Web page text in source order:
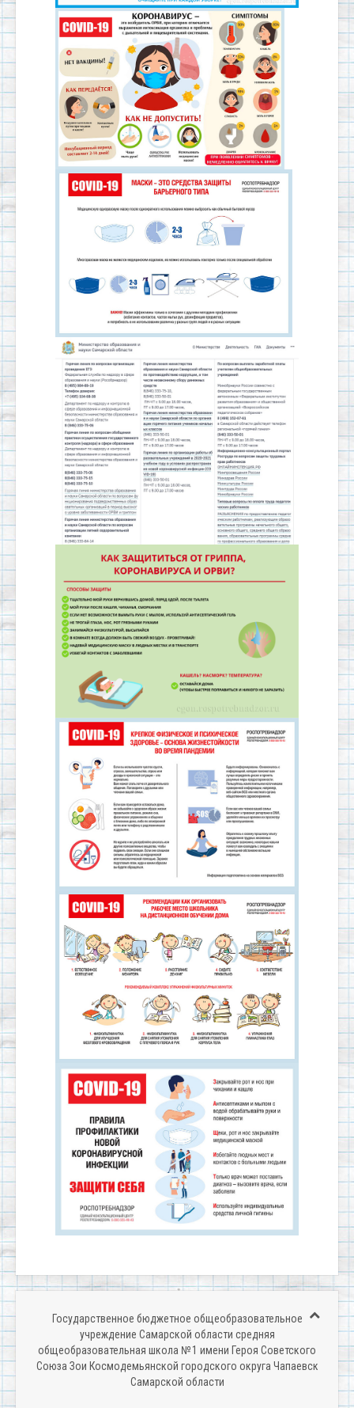
Государственное бюджетное общеобразовательное
учреждение Самарской области средняя
общеобразовательная школа № 1 имени Героя Советского
Союза Зои Космодемьянской городского округа Чапаевск
Самарской области